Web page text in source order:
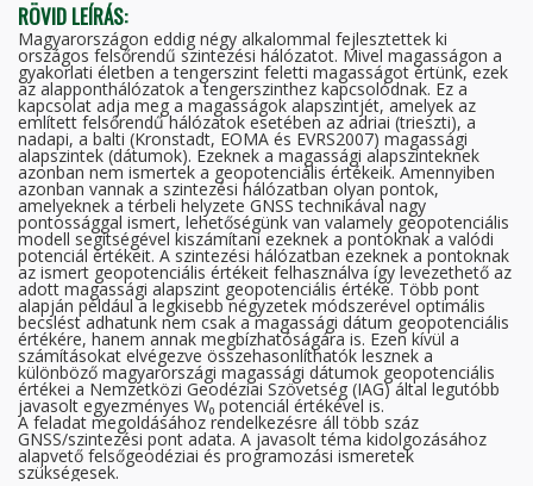
RÖVID LEÍRÁS:
Magyarországon eddig négy alkalommal fejlesztettek ki
országos felsőrendű szintezési hálózatot. Mivel magasságon a
gyakorlati életben a tengerszint feletti magasságot értünk, ezek
az alapponthálózatok a tengerszinthez kapcsolódnak. Ez a
kapcsolat adja meg a magasságok alapszintjét, amelyek az
említett felsőrendű hálózatok esetében az adriai (trieszti), a
nadapi, a balti (Kronstadt, EOMA és EVRS2007) magassági
alapszintek (dátumok). Ezeknek a magassági alapszinteknek
azonban nem ismertek a geopotenciális értékeik. Amennyiben
azonban vannak a szintezési hálózatban olyan pontok,
amelyeknek a térbeli helyzete GNSS technikával nagy
pontossággal ismert, lehetőségünk van valamely geopotenciális
modell segítségével kiszámítani ezeknek a pontoknak a valódi
potenciál értékeit. A szintezési hálózatban ezeknek a pontoknak
az ismert geopotenciális értékeit felhasználva így levezethető az
adott magassági alapszint geopotenciális értéke. Több pont
alapján például a legkisebb négyzetek módszerével optimális
becslést adhatunk nem csak a magassági dátum geopotenciális
értékére, hanem annak megbízhatóságára is. Ezen kívül a
számításokat elvégezve összehasonlíthatók lesznek a
különböző magyarországi magassági dátumok geopotenciális
értékei a Nemzetközi Geodéziai Szövetség (IAG) által legutóbb
javasolt egyezményes W₀ potenciál értékével is.
A feladat megoldásához rendelkezésre áll több száz
GNSS/szintezési pont adata. A javasolt téma kidolgozásához
alapvető felsőgeodéziai és programozási ismeretek
szükségesek.